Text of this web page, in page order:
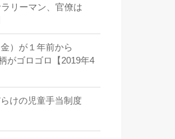
ラリーマン、官僚は
）が１年前から
がゴロゴロ【2019年4
らけの児童手当制度